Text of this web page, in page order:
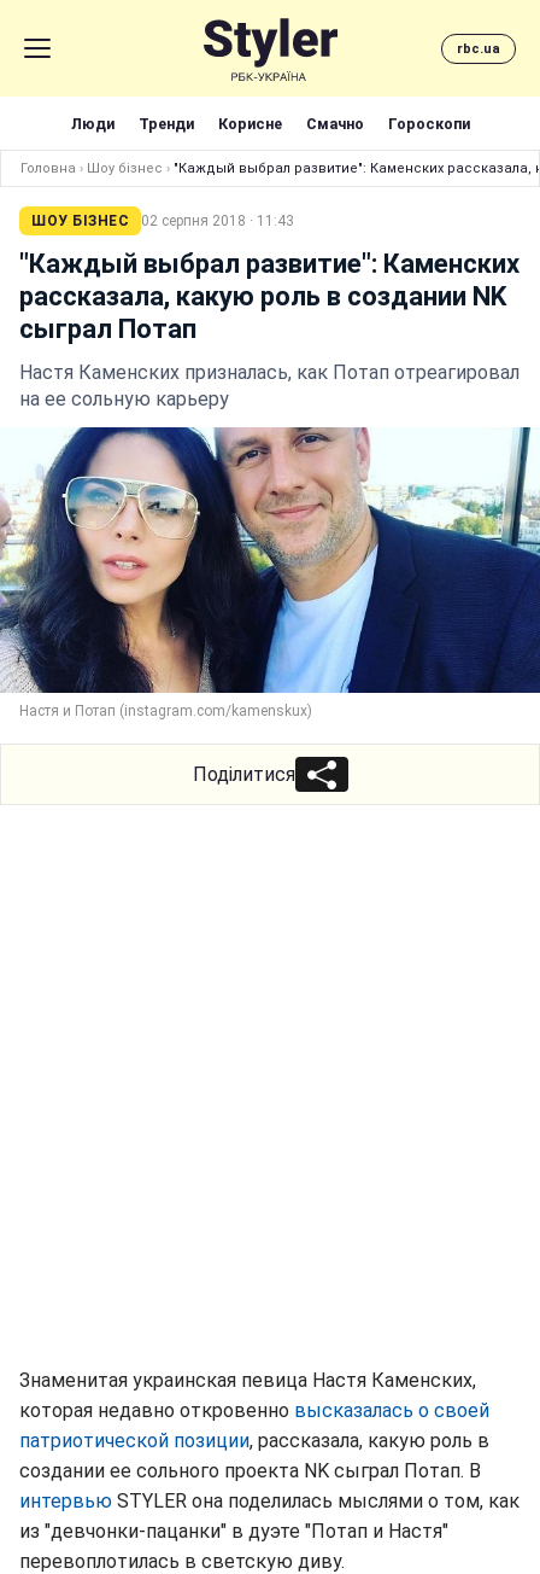
rbc.ua
Люди Тренди Корисне Смачно Гороскопи
Головна › Шоу бізнес › "Каждый выбрал развитие": Каменских рассказала,
ШОУ БІЗНЕС 02 серпня 2018 · 11:43
"Каждый выбрал развитие": Каменских
рассказала, какую роль в создании NK
сыграл Потап
Настя Каменских призналась, как Потап отреагировал
на ее сольную карьеру
Настя и Потап (instagram.com/kamenskux)
Поділитися
Знаменитая украинская певица Настя Каменских,
которая недавно откровенно высказалась о своей
патриотической позиции, рассказала, какую роль в
создании ее сольного проекта NK сыграл Потап. В
интервью STYLER она поделилась мыслями о том, как
из "девчонки-пацанки" в дуэте "Потап и Настя"
перевоплотилась в светскую диву.